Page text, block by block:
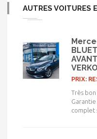
AUTRES VOITURES
PRIX:
Très bon
complet